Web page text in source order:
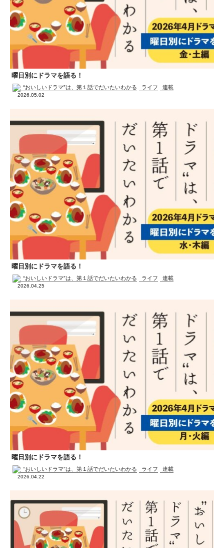
曜日別にドラマを語る！
“おいしいドラマ”は、第１話でだいたいわかる ライフ 連載
2026.05.02
曜日別にドラマを語る！
“おいしいドラマ”は、第１話でだいたいわかる ライフ 連載
2026.04.25
曜日別にドラマを語る！
“おいしいドラマ”は、第１話でだいたいわかる ライフ 連載
2026.04.22